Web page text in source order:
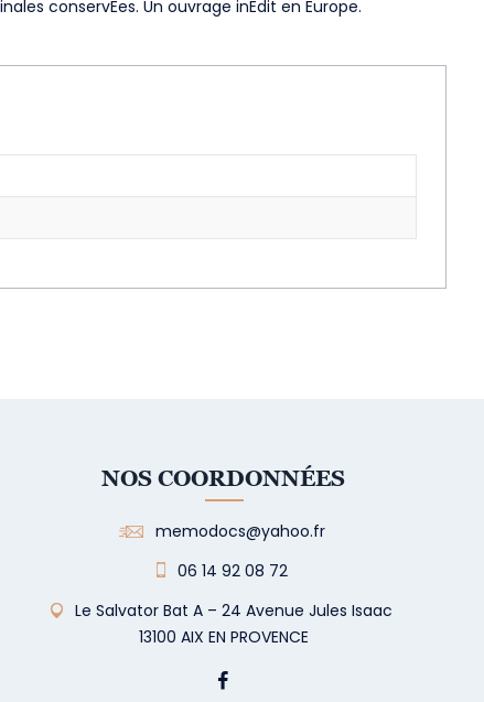
conservEes. Un ouvrage inEdit en Europe.
NOS COORDONNÉES
memodocs@yahoo.fr
06 14 92 08 72
Le Salvator Bat A – 24 Avenue Jules Isaac
13100 AIX EN PROVENCE